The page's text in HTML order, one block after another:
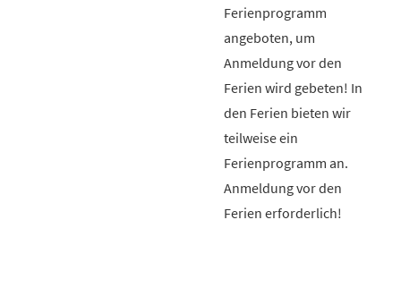
Ferienprogramm
angeboten, um
Anmeldung vor den
Ferien wird gebeten! In
den Ferien bieten wir
teilweise ein
Ferienprogramm an.
Anmeldung vor den
Ferien erforderlich!